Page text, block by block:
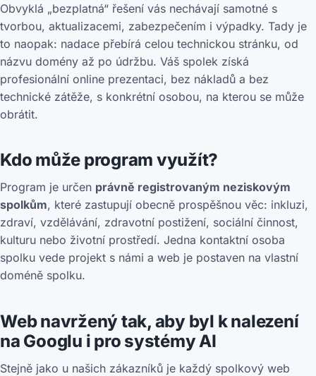
Obvyklá „bezplatná“ řešení vás nechávají samotné s
tvorbou, aktualizacemi, zabezpečením i výpadky. Tady je
to naopak: nadace přebírá celou technickou stránku, od
názvu domény až po údržbu. Váš spolek získá
profesionální online prezentaci, bez nákladů a bez
technické zátěže, s konkrétní osobou, na kterou se může
obrátit.
Kdo může program využít?
Program je určen právně registrovaným neziskovým
spolkům, které zastupují obecně prospěšnou věc: inkluzi,
zdraví, vzdělávání, zdravotní postižení, sociální činnost,
kulturu nebo životní prostředí. Jedna kontaktní osoba
spolku vede projekt s námi a web je postaven na vlastní
doméně spolku.
Web navržený tak, aby byl k nalezení
na Googlu i pro systémy AI
Stejně jako u našich zákazníků je každý spolkový web